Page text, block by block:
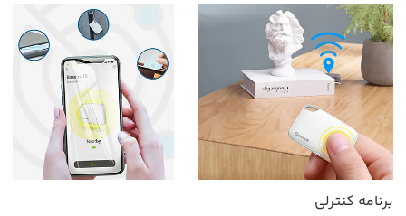
برنامه کنترلی